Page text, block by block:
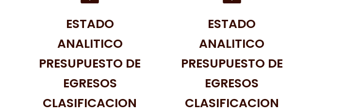
ESTADO
ANALITICO
PRESUPUESTO DE
EGRESOS
CLASIFICACION
ESTADO
ANALITICO
PRESUPUESTO DE
EGRESOS
CLASIFICACION